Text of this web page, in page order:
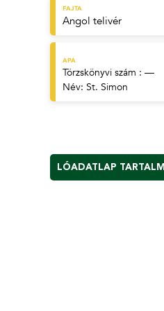
FAJTA
Angol telivér
APA
Törzskönyvi szám : —
Név: St. Simon
LÓADATLAP